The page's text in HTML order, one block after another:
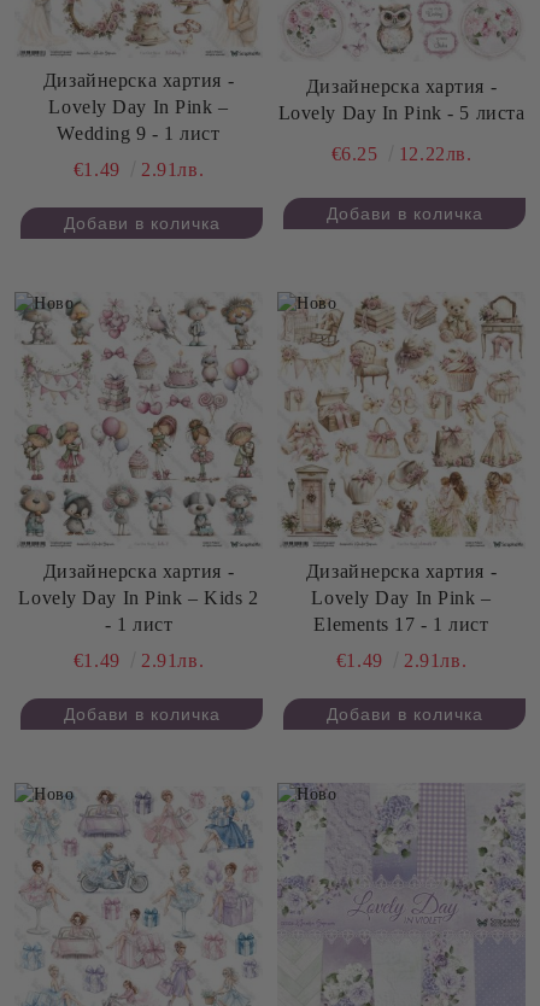
Дизайнерскa хартия -
Lovely Day In Pink –
Wedding 9 - 1 лист
€1.49
2.91лв.
Дизайнерскa хартия -
Lovely Day In Pink - 5 листа
€6.25 12.22лв.
Дизайнерскa хартия -
Lovely Day In Pink – Kids 2
- 1 лист
€1.49
2.91лв.
Дизайнерскa хартия -
Lovely Day In Pink –
Elements 17 - 1 лист
€1.49
2.91лв.